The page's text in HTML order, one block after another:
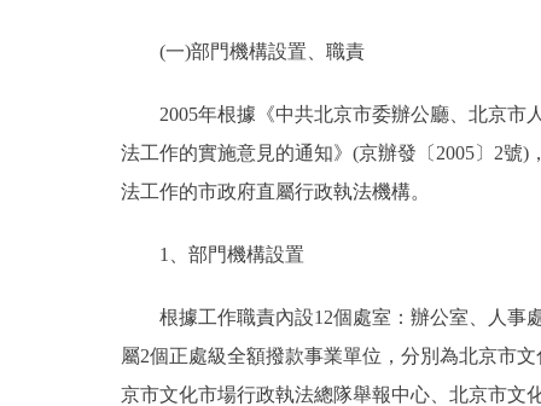
政務服務
仲介服務
(一)部門機構設置、職責
2005年根據《中共北京市委辦公廳、北京市
法工作的實施意見的通知》(京辦發〔2005〕2號
法工作的市政府直屬行政執法機構。
1、部門機構設置
根據工作職責內設12個處室：辦公室、人事處
屬2個正處級全額撥款事業單位，分別為北京市
京市文化市場行政執法總隊舉報中心、北京市文